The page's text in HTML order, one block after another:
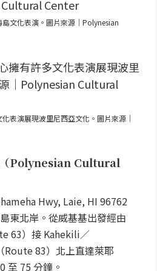
文化表演。圖片來源｜Polynesian
表演展現波里尼西亞文化。圖片來源｜
（Polynesian Cultural
Hwy, Laie, HI 96762
東北岸。從威基基出發經由
63）接 Kahekili／
Route 83）北上直達萊耶
至 75 分鐘。